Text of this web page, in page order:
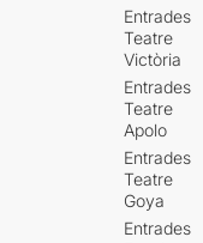
Entrades
Teatre
Victòria
Entrades
Teatre
Apolo
Entrades
Teatre
Goya
Entrades